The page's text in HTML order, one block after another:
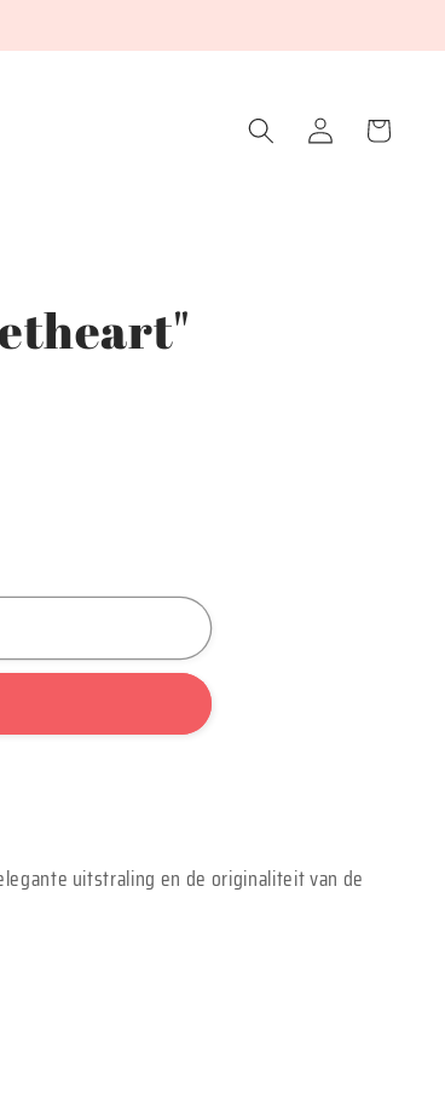
InloggenWinkelwagen
uitstraling en de originaliteit van de